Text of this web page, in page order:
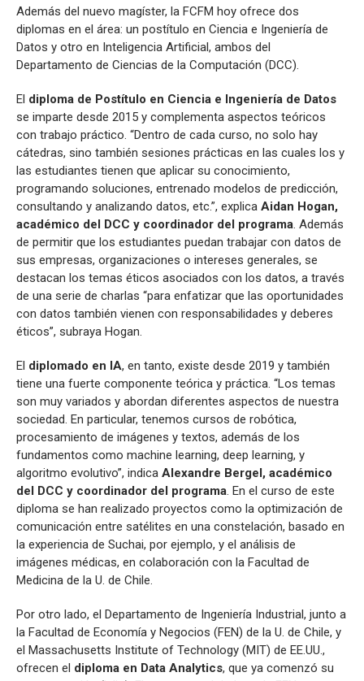
Además del nuevo magíster, la FCFM hoy ofrece dos
diplomas en el área: un postítulo en Ciencia e Ingeniería de
Datos y otro en Inteligencia Artificial, ambos del
Departamento de Ciencias de la Computación (DCC).
El diploma de Postítulo en Ciencia e Ingeniería de Datos
se imparte desde 2015 y complementa aspectos teóricos
con trabajo práctico. “Dentro de cada curso, no solo hay
cátedras, sino también sesiones prácticas en las cuales los y
las estudiantes tienen que aplicar su conocimiento,
programando soluciones, entrenado modelos de predicción,
consultando y analizando datos, etc.”, explica Aidan Hogan,
académico del DCC y coordinador del programa. Además
de permitir que los estudiantes puedan trabajar con datos de
sus empresas, organizaciones o intereses generales, se
destacan los temas éticos asociados con los datos, a través
de una serie de charlas “para enfatizar que las oportunidades
con datos también vienen con responsabilidades y deberes
éticos”, subraya Hogan.
El diplomado en IA, en tanto, existe desde 2019 y también
tiene una fuerte componente teórica y práctica. “Los temas
son muy variados y abordan diferentes aspectos de nuestra
sociedad. En particular, tenemos cursos de robótica,
procesamiento de imágenes y textos, además de los
fundamentos como machine learning, deep learning, y
algoritmo evolutivo”, indica Alexandre Bergel, académico
del DCC y coordinador del programa. En el curso de este
diploma se han realizado proyectos como la optimización de
comunicación entre satélites en una constelación, basado en
la experiencia de Suchai, por ejemplo, y el análisis de
imágenes médicas, en colaboración con la Facultad de
Medicina de la U. de Chile.
Por otro lado, el Departamento de Ingeniería Industrial, junto a
la Facultad de Economía y Negocios (FEN) de la U. de Chile, y
el Massachusetts Institute of Technology (MIT) de EE.UU.,
ofrecen el diploma en Data Analytics, que ya comenzó su